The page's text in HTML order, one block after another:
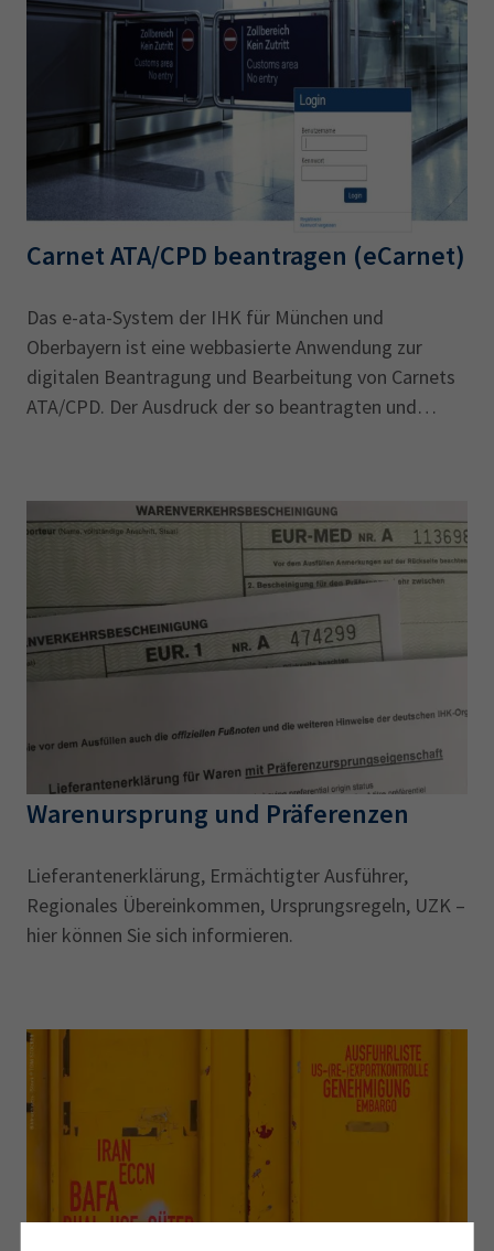
Carnet ATA/CPD beantragen (eCarnet)
Das e-ata-System der IHK für München und
Oberbayern ist eine webbasierte Anwendung zur
digitalen Beantragung und Bearbeitung von Carnets
ATA/CPD. Der Ausdruck der so beantragten und
Warenursprung und Präferenzen
Lieferantenerklärung, Ermächtigter Ausführer,
Regionales Übereinkommen, Ursprungsregeln, UZK –
hier können Sie sich informieren.